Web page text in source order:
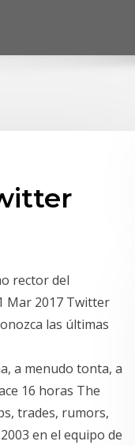
rector del
Mar 2017 Twitter
las últimas
a menudo tonta, a
16 horas The
trades, rumors,
en el equipo de